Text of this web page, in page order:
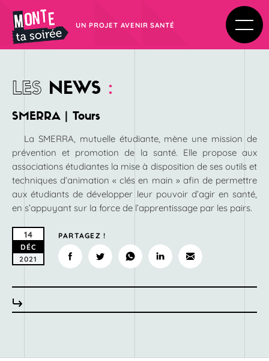
UN PROJET AVENIR SANTÉ
LES NEWS :
SMERRA | Tours
La SMERRA, mutuelle étudiante, mène une mission de
prévention et promotion de la santé. Elle propose aux
associations étudiantes la mise à disposition de ses outils et
techniques d’animation « clés en main » afin de permettre
aux étudiants de développer leur pouvoir d’agir en santé,
en s’appuyant sur la force de l’apprentissage par les pairs.
14
DÉC
2021
PARTAGEZ !